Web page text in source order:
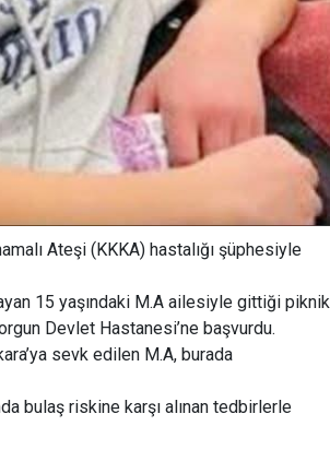
Ateşi (KKKA) hastalığı şüphesiyle
15 yaşındaki M.A ailesiyle gittiği piknik
Devlet Hastanesi’ne başvurdu.
sevk edilen M.A, burada
bulaş riskine karşı alınan tedbirlerle